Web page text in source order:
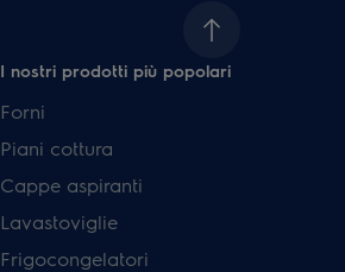
I nostri prodotti più popolari
Forni
Piani cottura
Cappe aspiranti
Lavastoviglie
Frigocongelatori